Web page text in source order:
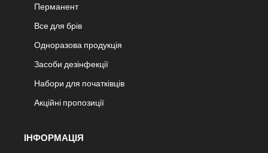
Перманент
Все для брів
Одноразова продукція
Засоби дезінфекції
Набори для початківців
Акційні пропозиції
ІНФОРМАЦІЯ